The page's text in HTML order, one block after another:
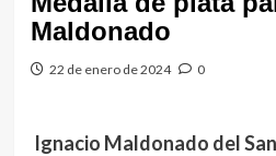
Maldonado
22 de enero de 2024 0
Ignacio Maldonado del